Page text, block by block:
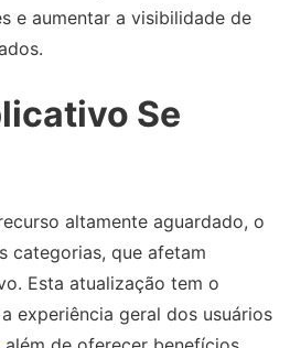
e aumentar a visibilidade de
Se
altamente aguardado, o
categorias, que afetam
Esta atualização tem o
experiência geral dos usuários